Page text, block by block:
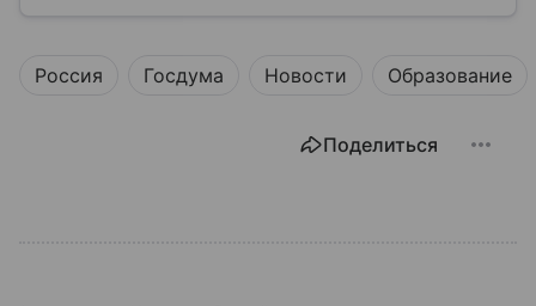
Россия Госдума Новости Образование
Поделиться